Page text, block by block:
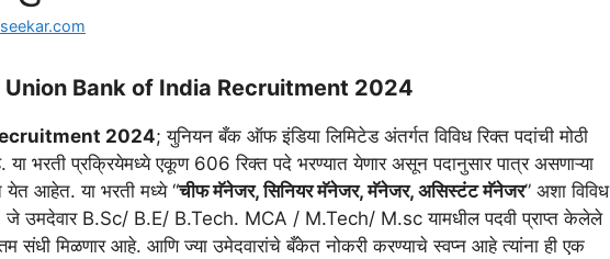
Union Bank of India Recruitment 2024
2024; युनियन बँक ऑफ इंडिया लिमिटेड अंतर्गत विविध रिक्त पदांची मोठी
भरती प्रक्रियेमध्ये एकूण 606 रिक्त पदे भरण्यात येणार असून पदानुसार पात्र असणाऱ्या
येत आहेत. या भरती मध्ये “चीफ मॅनेजर, सिनियर मॅनेजर, मॅनेजर, असिस्टंट मॅनेजर” अशा विविध
जे उमदेवार B.Sc/ B.E/ B.Tech. MCA / M.Tech/ M.sc यामधील पदवी प्राप्त केलेले
संधी मिळणार आहे. आणि ज्या उमेदवारांचे बँकेत नोकरी करण्याचे स्वप्न आहे त्यांना ही एक